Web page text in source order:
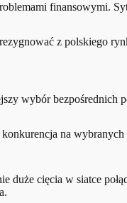
finansowymi.
z polskiego
wybór
na
duże cięcia w siatce